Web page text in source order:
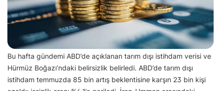
Bu hafta gündemi ABD’de açıklanan tarım dışı istihdam verisi ve
Hürmüz Boğazı’ndaki belirsizlik belirledi. ABD’de tarım dışı
istihdam temmuzda 85 bin artış beklentisine karşın 23 bin kişi